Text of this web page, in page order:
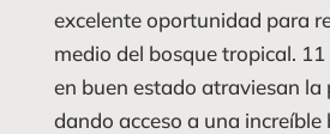
excelente oportunidad para
medio del bosque tropical.
en buen estado atraviesan la
dando acceso a una increíble